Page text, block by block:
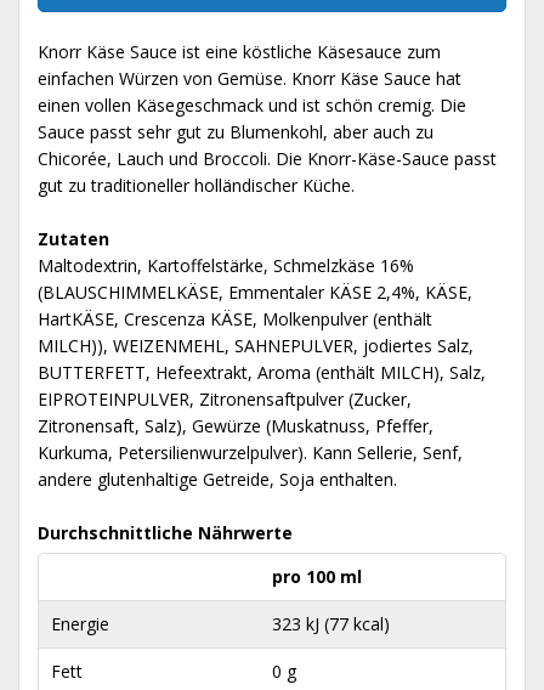
Knorr Käse Sauce ist eine köstliche Käsesauce zum
einfachen Würzen von Gemüse. Knorr Käse Sauce hat
einen vollen Käsegeschmack und ist schön cremig. Die
Sauce passt sehr gut zu Blumenkohl, aber auch zu
Chicorée, Lauch und Broccoli. Die Knorr-Käse-Sauce passt
gut zu traditioneller holländischer Küche.
Zutaten
Maltodextrin, Kartoffelstärke, Schmelzkäse 16%
(BLAUSCHIMMELKÄSE, Emmentaler KÄSE 2,4%, KÄSE,
HartKÄSE, Crescenza KÄSE, Molkenpulver (enthält
MILCH)), WEIZENMEHL, SAHNEPULVER, jodiertes Salz,
BUTTERFETT, Hefeextrakt, Aroma (enthält MILCH), Salz,
EIPROTEINPULVER, Zitronensaftpulver (Zucker,
Zitronensaft, Salz), Gewürze (Muskatnuss, Pfeffer,
Kurkuma, Petersilienwurzelpulver). Kann Sellerie, Senf,
andere glutenhaltige Getreide, Soja enthalten.
Durchschnittliche Nährwerte
pro 100 ml
Energie 323 kJ (77 kcal)
Fett 0 g